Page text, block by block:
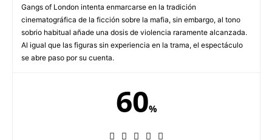
Gangs of London intenta enmarcarse en la tradición
cinematográfica de la ficción sobre la mafia, sin embargo, al tono
sobrio habitual añade una dosis de violencia raramente alcanzada.
Al igual que las figuras sin experiencia en la trama, el espectáculo
se abre paso por su cuenta.
60%